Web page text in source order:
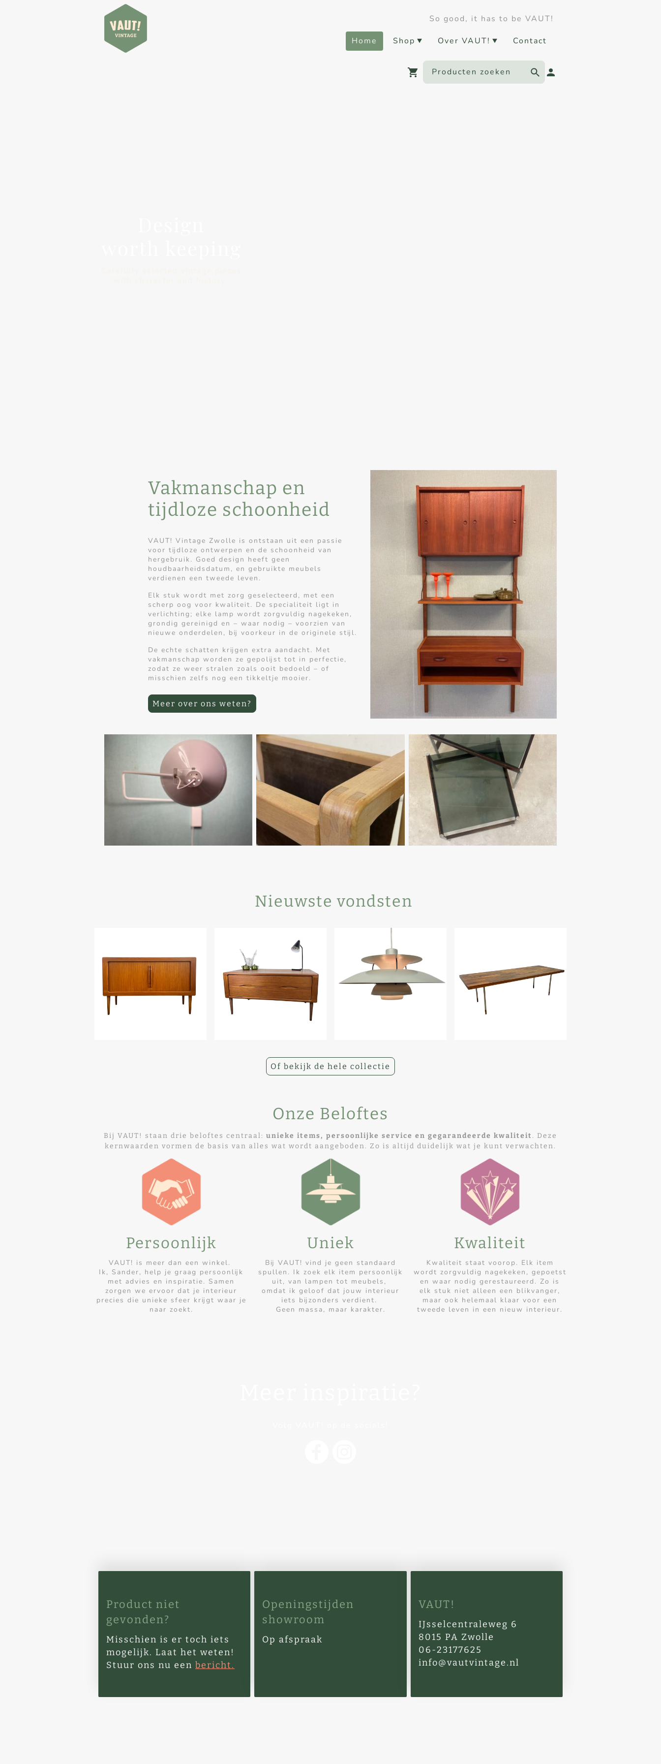
So good, it has to be VAUT!
Home Shop Over VAUT! Contact
Vakmanschap en
tijdloze schoonheid
VAUT! Vintage Zwolle is ontstaan uit een passie
voor tijdloze ontwerpen en de schoonheid van
hergebruik. Goed design heeft geen
houdbaarheidsdatum, en gebruikte meubels
verdienen een tweede leven.
Elk stuk wordt met zorg geselecteerd, met een
scherp oog voor kwaliteit. De specialiteit ligt in
verlichting; elke lamp wordt zorgvuldig nagekeken,
grondig gereinigd en – waar nodig – voorzien van
nieuwe onderdelen, bij voorkeur in de originele stijl.
De echte schatten krijgen extra aandacht. Met
vakmanschap worden ze gepolijst tot in perfectie,
zodat ze weer stralen zoals ooit bedoeld – of
misschien zelfs nog een tikkeltje mooier.
Meer over ons weten?
Nieuwste vondsten
Of bekijk de hele collectie
Onze Beloftes
Bij VAUT! staan drie beloftes centraal: unieke items, persoonlijke service en gegarandeerde kwaliteit . Deze
kernwaarden vormen de basis van alles wat wordt aangeboden. Zo is altijd duidelijk wat je kunt verwachten.
Persoonlijk
VAUT! is meer dan een winkel.
Ik, Sander, help je graag persoonlijk
met advies en inspiratie. Samen
zorgen we ervoor dat je interieur
precies die unieke sfeer krijgt waar je
naar zoekt.
Uniek
Bij VAUT! vind je geen standaard
spullen. Ik zoek elk item persoonlijk
uit, van lampen tot meubels,
omdat ik geloof dat jouw interieur
iets bijzonders verdient.
Geen massa, maar karakter.
Kwaliteit staat voorop. Elk item
wordt zorgvuldig nagekeken, gepoetst
en waar nodig gerestaureerd. Zo is
elk stuk niet alleen een blikvanger,
maar ook helemaal klaar voor een
tweede leven in een nieuw interieur.
Kwaliteit
Product niet
gevonden?
Misschien is er toch iets
mogelijk. Laat het weten!
Stuur ons nu een bericht.
Openingstijden
showroom
Op afspraak
VAUT!
IJsselcentraleweg 6
8015 PA Zwolle
06-23177625
info@vautvintage.nl